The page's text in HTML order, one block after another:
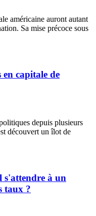
américaine auront autant
Sa mise précoce sous
capitale de
depuis plusieurs
découvert un îlot de
s'attendre à un
taux ?